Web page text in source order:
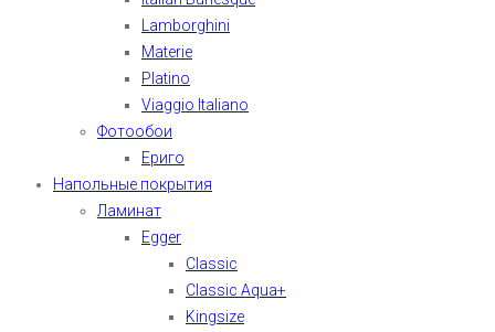
Lamborghini
Materie
Platino
Viaggio Italiano
Фотообои
Ериго
Напольные покрытия
Ламинат
Egger
Classic
Classic Aqua+
Kingsize